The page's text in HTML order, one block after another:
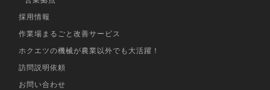
採用情報
作業場まるごと改善サービス
ホクエツの機械が農業以外でも大活躍！
訪問説明依頼
お問い合わせ